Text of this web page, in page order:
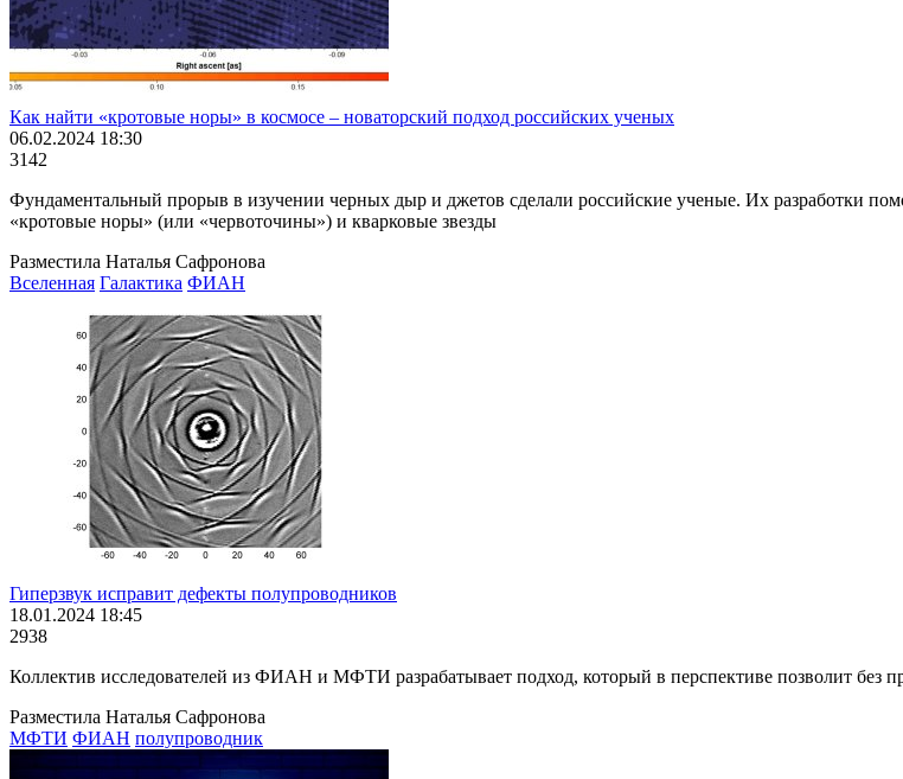
Как найти «кротовые норы» в космосе – новаторский подход российских ученых
06.02.2024 18:30
3142
Фундаментальный прорыв в изучении черных дыр и джетов сделали российские ученые. Их разработки
«кротовые норы» (или «червоточины») и кварковые звезды
Разместила Наталья Сафронова
Вселенная Галактика ФИАН
Гиперзвук исправит дефекты полупроводников
18.01.2024 18:45
2938
Коллектив исследователей из ФИАН и МФТИ разрабатывает подход, который в перспективе позволит без
Разместила Наталья Сафронова
МФТИ ФИАН полупроводник